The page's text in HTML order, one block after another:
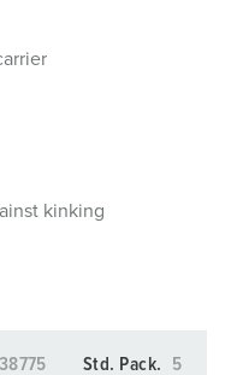
kinking
Std. Pack. 5